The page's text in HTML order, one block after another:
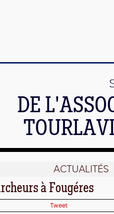
DE
ACTUALITÉS
à Fougéres
Tweet